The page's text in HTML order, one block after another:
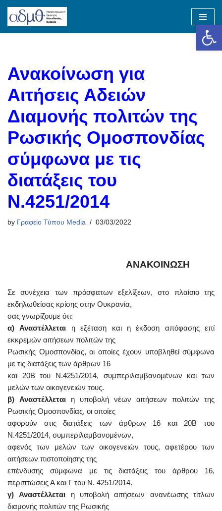
Skip
Ανακοίνωση για
Αιτήσεις Αδειών
Διαμονής πολιτών της
Ρωσικής Ομοσπονδίας
σύμφωνα με τις
διατάξεις του
Ν.4251/2014
by Γραφείο Τύπου Media 03/03/2022
ΑΝΑΚΟΙΝΩΣΗ
Σε συνέχεια των πρόσφατων εξελίξεων, στο πλαίσιο της
εκδηλωθείσας κρίσης στην Ουκρανία,
σας γνωρίζουμε ότι:
α)
Αναστέλλεται η εξέταση και η έκδοση απόφασης επί
εκκρεμών αιτήσεων πολιτών της
Ρωσικής Ομοσπονδίας, οι οποίες έχουν υποβληθεί σύμφωνα
με τις διατάξεις των άρθρων 16
και 20Β του Ν.4251/2014, συμπεριλαμβανομένων και των
μελών των οικογενειών τους.
β) Αναστέλλεται η υποβολή νέων αιτήσεων πολιτών της
Ρωσικής Ομοσπονδίας, οι οποίες
αφορούν στις διατάξεις των άρθρων 16 και 20Β του
Ν.4251/2014, συμπεριλαμβανομένων,
αφενός των μελών των οικογενειών τους, αφετέρου των
αιτήσεων πιστοποίησης της
επένδυσης σύμφωνα με τις διατάξεις του άρθρου 16,
περιπτώσεις Α και Γ του Ν. 4251/2014.
γ)
Αναστέλλεται η υποβολή αιτήσεων ανανέωσης τίτλων
διαμονής πολιτών της Ρωσικής